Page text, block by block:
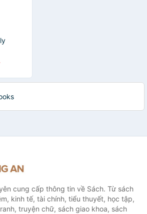
cung cấp thông tin về Sách. Từ sách
kinh tế, tài chính, tiểu thuyết, học tập,
truyện chữ, sách giao khoa, sách